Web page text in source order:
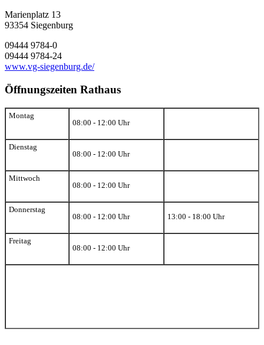
Marienplatz 13
93354 Siegenburg
09444 9784-0
09444 9784-24
www.vg-siegenburg.de/
Öffnungszeiten Rathaus
Montag
08:00 - 12:00 Uhr
Dienstag
08:00 - 12:00 Uhr
Mittwoch
08:00 - 12:00 Uhr
Donnerstag
08:00 - 12:00 Uhr
13:00 - 18:00 Uhr
Freitag
08:00 - 12:00 Uhr